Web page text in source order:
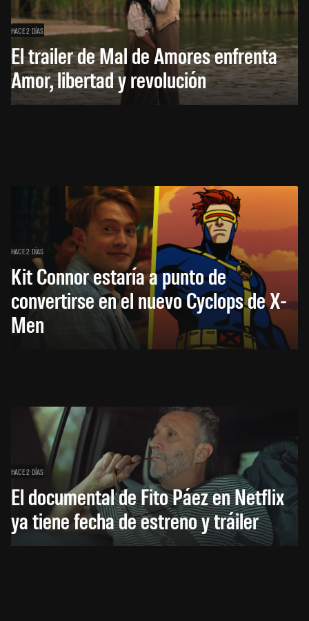
HACE 2 DÍAS
El trailer de Mal de Amores enfrenta
Amor, libertad y revolución
HACE 2 DÍAS
Kit Connor estaría a punto de
convertirse en el nuevo Cyclops de X-
Men
HACE 2 DÍAS
El documental de Fito Páez en Netflix
ya tiene fecha de estreno y tráiler